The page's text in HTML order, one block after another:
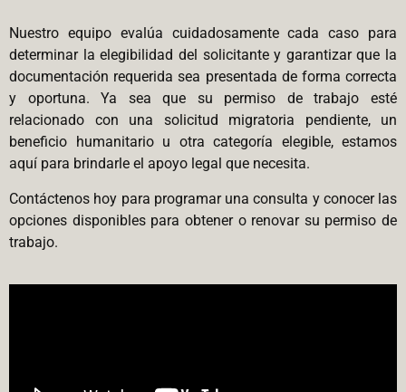
Nuestro equipo evalúa cuidadosamente cada caso para
determinar la elegibilidad del solicitante y garantizar que la
documentación requerida sea presentada de forma correcta
y oportuna. Ya sea que su permiso de trabajo esté
relacionado con una solicitud migratoria pendiente, un
beneficio humanitario u otra categoría elegible, estamos
aquí para brindarle el apoyo legal que necesita.
Contáctenos hoy para programar una consulta y conocer las
opciones disponibles para obtener o renovar su permiso de
trabajo.